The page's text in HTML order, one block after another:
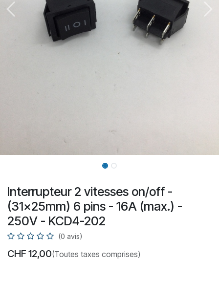
Interrupteur 2 vitesses on/off -
(31x25mm) 6 pins - 16A (max.) -
250V - KCD4-202
(0 avis)
CHF 12,00(Toutes taxes comprises)